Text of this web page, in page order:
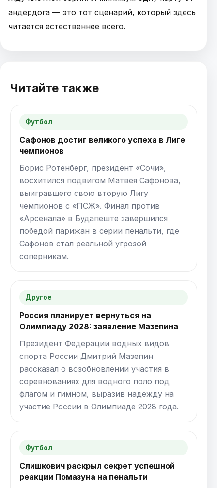
андердога — это тот сценарий, который здесь
читается естественнее всего.
Читайте также
Футбол
Сафонов достиг великого успеха в Лиге
чемпионов
Борис Ротенберг, президент «Сочи»,
восхитился подвигом Матвея Сафонова,
выигравшего свою вторую Лигу
чемпионов с «ПСЖ». Финал против
«Арсенала» в Будапеште завершился
победой парижан в серии пенальти, где
Сафонов стал реальной угрозой
соперникам.
Другое
Россия планирует вернуться на
Олимпиаду 2028: заявление Мазепина
Президент Федерации водных видов
спорта России Дмитрий Мазепин
рассказал о возобновлении участия в
соревнованиях для водного поло под
флагом и гимном, выразив надежду на
участие России в Олимпиаде 2028 года.
Футбол
Слишкович раскрыл секрет успешной
реакции Помазуна на пенальти